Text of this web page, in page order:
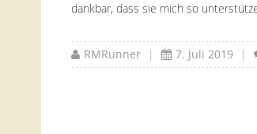
dankbar, dass sie mich so
RMRunner | 7. Juli 2019 |